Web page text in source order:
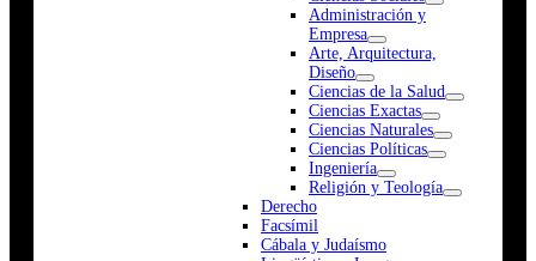
Administración y
Empresa
Arte, Arquitectura,
Diseño
Ciencias de la Salud
Ciencias Exactas
Ciencias Naturales
Ciencias Políticas
Ingeniería
Religión y Teología
Derecho
Facsímil
Cábala y Judaísmo